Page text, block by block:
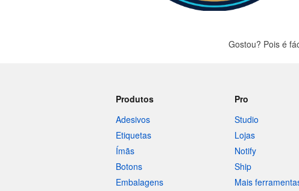
Gostou? Pois é
Produtos
Adesivos
Etiquetas
Ímãs
Botons
Embalagens
Pro
Studio
Lojas
Notify
Ship
Mais